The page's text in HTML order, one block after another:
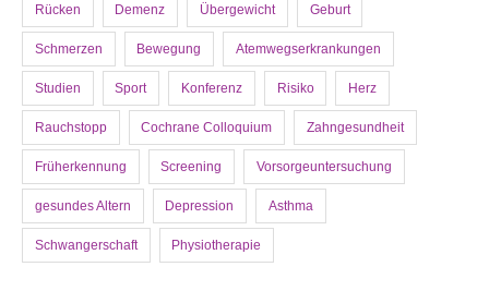
Rücken Demenz Übergewicht Geburt
Schmerzen Bewegung Atemwegserkrankungen
Studien Sport Konferenz Risiko Herz
Rauchstopp Cochrane Colloquium Zahngesundheit
Früherkennung Screening Vorsorgeuntersuchung
gesundes Altern Depression Asthma
Schwangerschaft Physiotherapie